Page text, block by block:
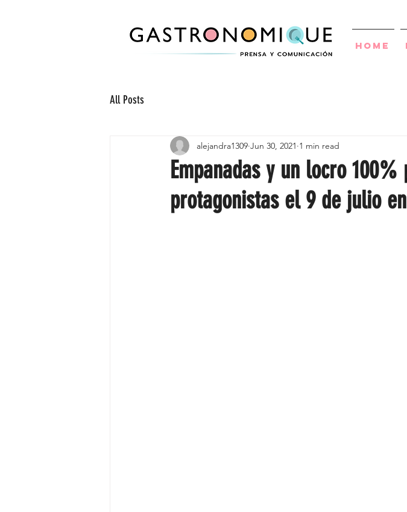
Home
All Posts
Empanadas y un locro
protagonistas el 9 de julio
alejandra1309 Jun 30, 2021 1 min read